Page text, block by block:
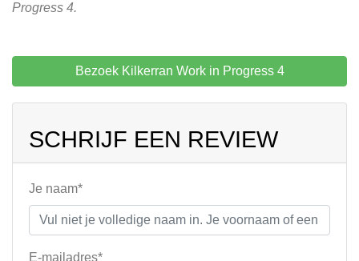
Progress 4.
Bezoek Kilkerran Work in Progress 4
SCHRIJF EEN REVIEW
Je naam*
E-mailadres*